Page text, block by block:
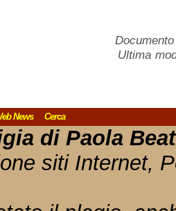
Ultima
News Cerca
di Paola
siti Internet,